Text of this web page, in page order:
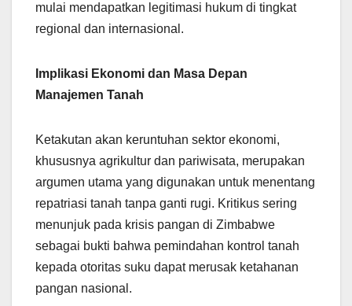
mulai mendapatkan legitimasi hukum di tingkat
regional dan internasional.
Implikasi Ekonomi dan Masa Depan
Manajemen Tanah
Ketakutan akan keruntuhan sektor ekonomi,
khususnya agrikultur dan pariwisata, merupakan
argumen utama yang digunakan untuk menentang
repatriasi tanah tanpa ganti rugi. Kritikus sering
menunjuk pada krisis pangan di Zimbabwe
sebagai bukti bahwa pemindahan kontrol tanah
kepada otoritas suku dapat merusak ketahanan
pangan nasional.